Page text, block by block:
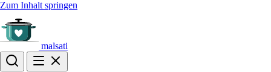
Zum Inhalt springen
malsati